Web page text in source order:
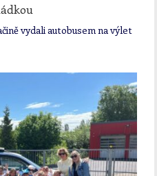
vydali autobusem na výlet